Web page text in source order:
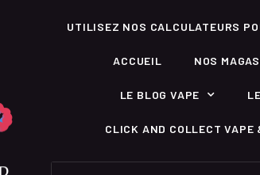
UTILISEZ NOS CALCULATEURS
ACCUEIL NOS
LE BLOG VAPE
CLICK AND COLLECT VAPE